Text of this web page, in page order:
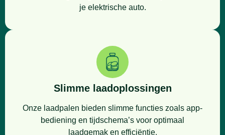
je elektrische auto.
Slimme laadoplossingen
Onze laadpalen bieden slimme functies zoals app-
bediening en tijdschema’s voor optimaal
laadgemak en efficiëntie.